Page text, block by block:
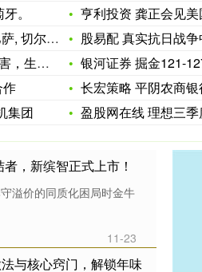
。
西或50
烈反抗
作
集团
亨利投资 龚正会见
股易配 真实抗日战争中
银河证券 掘金121-
长宏策略 平阴农商银行
盈股网在线 理想三季度
，新缤智正式上市！
溢价的同质化困局时金牛
11-23
与核心窍门，解锁年味